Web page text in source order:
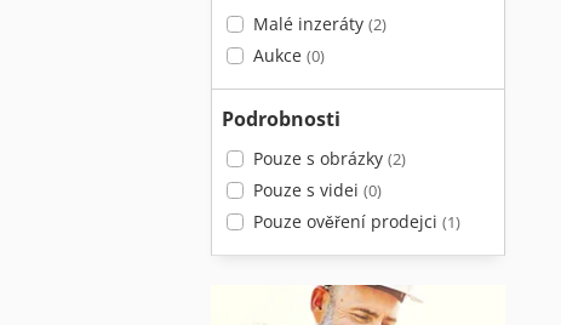
Malé inzeráty (2)
Aukce (0)
Podrobnosti
Pouze s obrázky (2)
Pouze s videi (0)
Pouze ověření prodejci (1)